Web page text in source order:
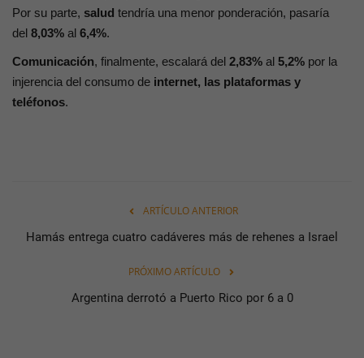
Por su parte, salud tendría una menor ponderación, pasaría
del 8,03% al 6,4%.
Comunicación, finalmente, escalará del 2,83% al 5,2% por la
injerencia del consumo de internet, las plataformas y
teléfonos.
ARTÍCULO ANTERIOR
Hamás entrega cuatro cadáveres más de rehenes a Israel
PRÓXIMO ARTÍCULO
Argentina derrotó a Puerto Rico por 6 a 0